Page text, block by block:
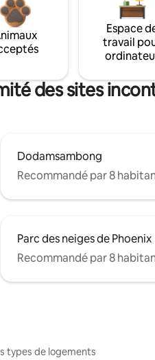
Espace
travail
des sites
Dodamsambong
Recommandé par 8
Parc des neiges de Phoenix
Recommandé par 8
types de logements